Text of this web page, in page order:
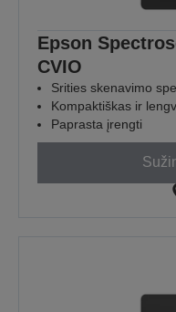
Epson
CVIO
Srities skenavimo
Kompaktiškas ir
Paprasta įrengti